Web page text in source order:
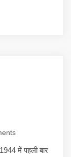
में पहली बार